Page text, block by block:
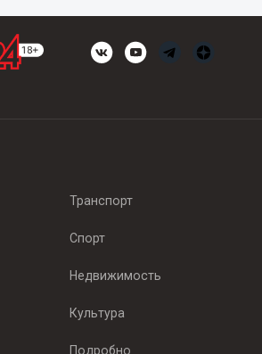
Транспорт
Спорт
Недвижимость
Культура
Подробно